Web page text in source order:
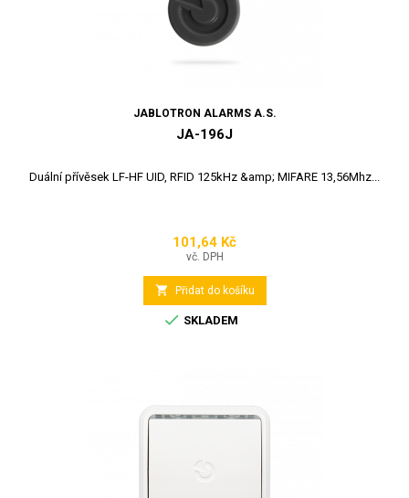
JABLOTRON ALARMS A.S.
JA-196J
Duální přívěsek LF-HF UID, RFID 125kHz &amp; MIFARE 13,56Mhz...
Cena
101,64 Kč
vč. DPH
 Přidat do košíku
 SKLADEM